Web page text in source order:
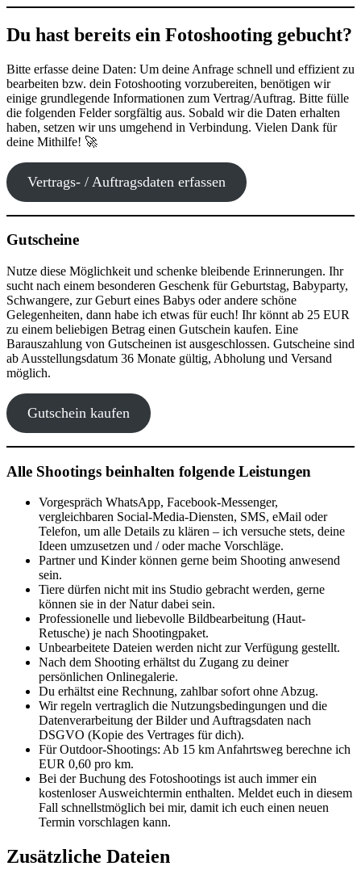
Du hast bereits ein Fotoshooting gebucht?
Bitte erfasse deine Daten: Um deine Anfrage schnell und effizient zu
bearbeiten bzw. dein Fotoshooting vorzubereiten, benötigen wir
einige grundlegende Informationen zum Vertrag/Auftrag. Bitte fülle
die folgenden Felder sorgfältig aus. Sobald wir die Daten erhalten
haben, setzen wir uns umgehend in Verbindung. Vielen Dank für
deine Mithilfe! 🚀
Vertrags- / Auftragsdaten erfassen
Gutscheine
Nutze diese Möglichkeit und schenke bleibende Erinnerungen. Ihr
sucht nach einem besonderen Geschenk für Geburtstag, Babyparty,
Schwangere, zur Geburt eines Babys oder andere schöne
Gelegenheiten, dann habe ich etwas für euch! Ihr könnt ab 25 EUR
zu einem beliebigen Betrag einen Gutschein kaufen. Eine
Barauszahlung von Gutscheinen ist ausgeschlossen. Gutscheine sind
ab Ausstellungsdatum 36 Monate gültig, Abholung und Versand
möglich.
Gutschein kaufen
Alle Shootings beinhalten folgende Leistungen
Vorgespräch WhatsApp, Facebook-Messenger,
vergleichbaren Social-Media-Diensten, SMS, eMail oder
Telefon, um alle Details zu klären – ich versuche stets, deine
Ideen umzusetzen und / oder mache Vorschläge.
Partner und Kinder können gerne beim Shooting anwesend
sein.
Tiere dürfen nicht mit ins Studio gebracht werden, gerne
können sie in der Natur dabei sein.
Professionelle und liebevolle Bildbearbeitung (Haut-
Retusche) je nach Shootingpaket.
Unbearbeitete Dateien werden nicht zur Verfügung gestellt.
Nach dem Shooting erhältst du Zugang zu deiner
persönlichen Onlinegalerie.
Du erhältst eine Rechnung, zahlbar sofort ohne Abzug.
Wir regeln vertraglich die Nutzungsbedingungen und die
Datenverarbeitung der Bilder und Auftragsdaten nach
DSGVO (Kopie des Vertrages für dich).
Für Outdoor-Shootings: Ab 15 km Anfahrtsweg berechne ich
EUR 0,60 pro km.
Bei der Buchung des Fotoshootings ist auch immer ein
kostenloser Ausweichtermin enthalten. Meldet euch in diesem
Fall schnellstmöglich bei mir, damit ich euch einen neuen
Termin vorschlagen kann.
Zusätzliche Dateien